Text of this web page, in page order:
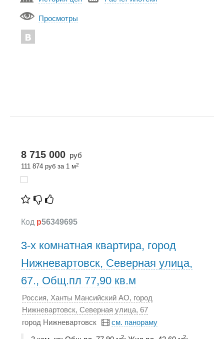
Просмотры
8 715 000 руб
111 874 руб за 1 м2
Код p56349695
3-х комнатная квартира, город
Нижневартовск, Северная улица,
67., Общ.пл 77,90 кв.м
Россия, Ханты Мансийский АО, город
Нижневартовск, Северная улица, 67
город Нижневартовск
см. панораму
2 2